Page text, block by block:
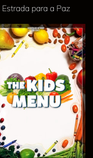
Estrada para a Paz